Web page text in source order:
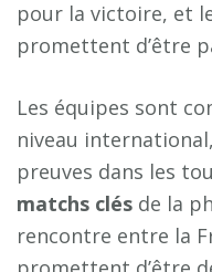
pour la victoire, et
promettent d’être
Les équipes sont
niveau
preuves dans les
matchs clés de la
rencontre entre la